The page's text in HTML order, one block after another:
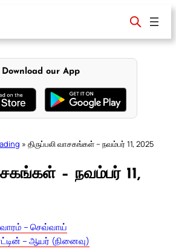
Download our App
» திருப்பலி வாசகங்கள் – நவம்பர் 11, 2025
– நவம்பர் 11,
– செவ்வாய்
– ஆயர் (நினைவு)